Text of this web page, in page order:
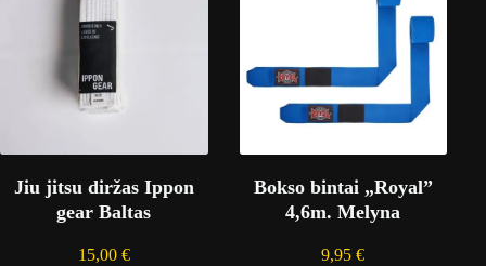
Jiu jitsu diržas Ippon
gear Baltas
15,00 €
Bokso bintai „Royal”
4,6m. Melyna
9,95€